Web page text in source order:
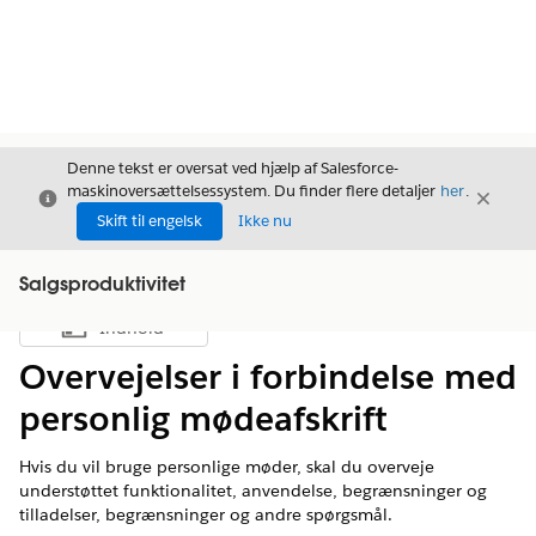
Luk
Denne tekst er oversat ved hjælp af Salesforce-
maskinoversættelsessystem. Du finder flere detaljer her.
Skift til engelsk
Ikke nu
Luk
Salgsproduktivitet
Vis indholdsfortegnelse
Indhold
Overvejelser i forbindelse med
personlig mødeafskrift
Hvis du vil bruge personlige møder, skal du overveje
understøttet funktionalitet, anvendelse, begrænsninger og
tilladelser, begrænsninger og andre spørgsmål.